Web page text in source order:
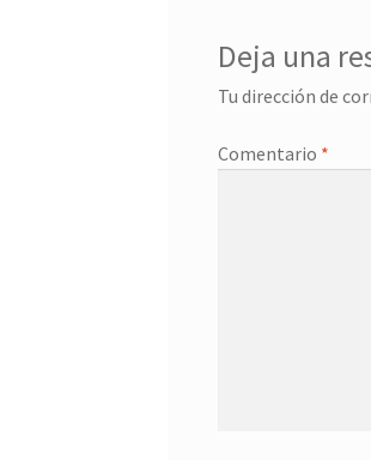
Deja una
Tu dirección de
Comentario *